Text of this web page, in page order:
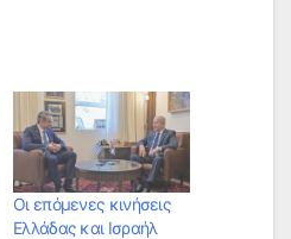
Οι επόμενες κινήσεις
Ελλάδας και Ισραήλ